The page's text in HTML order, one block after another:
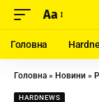
Aa
Головна
Головна » Новини »
HARDNEWS